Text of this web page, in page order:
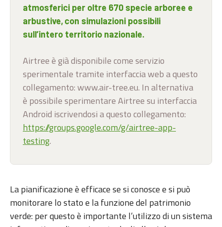
atmosferici per oltre 670 specie arboree e
arbustive, con simulazioni possibili
sull’intero territorio nazionale.
Airtree è già disponibile come servizio
sperimentale tramite interfaccia web a questo
collegamento: www.air-tree.eu. In alternativa
è possibile sperimentare Airtree su interfaccia
Android iscrivendosi a questo collegamento:
https://groups.google.com/g/airtree-app-
testing.
La pianificazione è efficace se si conosce e si può
monitorare lo stato e la funzione del patrimonio
verde: per questo è importante l’utilizzo di un sistema